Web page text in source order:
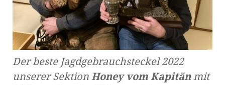
Der beste Jagdgebrauchsteckel 2022
unserer Sektion Honey vom Kapitänmit